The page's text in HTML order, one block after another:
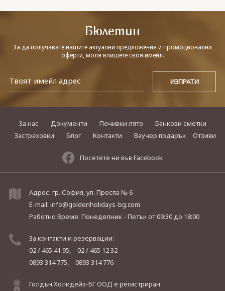
Бюлетин
За да получавате нашите актуални предложения и промоционални
оферти, моля впишете своя имейл.
За нас Документи Почивки лято
Банкови сметки
Застраховки
Блог Контакти Ваучер подарък Отзиви
Посетете ни във Facebook
Адрес: гр. София, ул. Преспа № 6
E-mail: info@goldenholidays-bg.com
Работно Време: Понеделник - Петъкот 09:30 до 18:00
За контакти и резервации:
02 / 465 41 95,
02 / 465 12 32
0893 314 775,
0893 314 776
Голдън Холидейз-БГ ООД е регистриран